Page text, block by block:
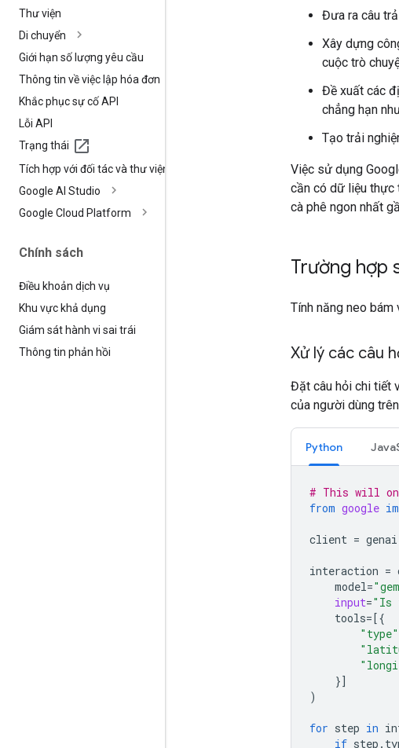
Thư viện
Di chuyển
Giới hạn số lượng yêu cầu
Thông tin về việc lập hóa đơn
Khắc phục sự cố API
Lỗi API
Trạng thái
Tích hợp với đối tác và thư viện
Google AI Studio
Google Cloud Platform
Chính sách
Điều khoản dịch vụ
Khu vực khả dụng
Giám sát hành vi sai trái
Thông tin phản hồi
Đưa ra câu
Xây dựng
cuộc trò
Đề xuất các
chẳng hạn
Tạo trải
Việc sử dụng
cần có dữ liệu thực
cà phê ngon nhất
Trường hợp
Tính năng neo
Xử lý các câu
Đặt câu hỏi chi tiết
của người dùng
Python
# This will
from google
client = genai
interaction =
model=
input="Is
tools=[{
"type"
}]
)
for step in
if step .